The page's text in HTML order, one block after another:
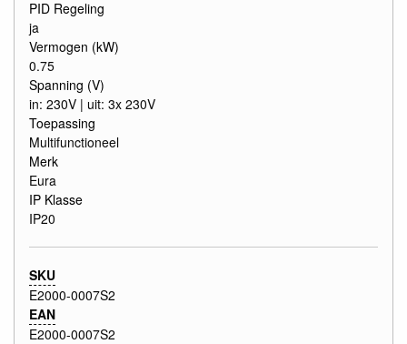
PID Regeling
ja
Vermogen (kW)
0.75
Spanning (V)
in: 230V | uit: 3x 230V
Toepassing
Multifunctioneel
Merk
Eura
IP Klasse
IP20
SKU
E2000-0007S2
EAN
E2000-0007S2